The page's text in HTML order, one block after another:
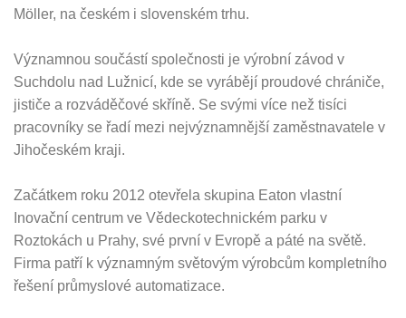
Möller, na českém i slovenském trhu.
Významnou součástí společnosti je výrobní závod v
Suchdolu nad Lužnicí, kde se vyrábějí proudové chrániče,
jističe a rozváděčové skříně. Se svými více než tisíci
pracovníky se řadí mezi nejvýznamnější zaměstnavatele v
Jihočeském kraji.
Začátkem roku 2012 otevřela skupina Eaton vlastní
Inovační centrum ve Vědeckotechnickém parku v
Roztokách u Prahy, své první v Evropě a páté na světě.
Firma patří k významným světovým výrobcům kompletního
řešení průmyslové automatizace.